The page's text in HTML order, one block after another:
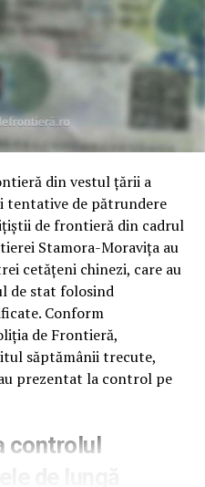
și dedicarea
o viață, ci ați dovedit
se află oameni
oficialii sindicatului.
faptul că rolul
de criză, într-un pilon
N.).
din vestul țării a
tentative de pătrundere
de frontieră din cadrul
Stamora-Moravița au
cetățeni chinezi, care au
de stat folosind
Conform
de Frontieră,
săptămânii trecute,
prezentat la control pe
controlul